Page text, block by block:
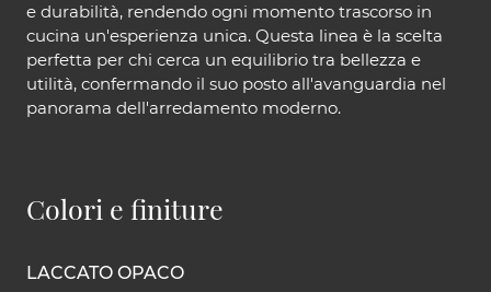
e durabilità, rendendo ogni momento trascorso in
cucina un'esperienza unica. Questa linea è la scelta
perfetta per chi cerca un equilibrio tra bellezza e
utilità, confermando il suo posto all'avanguardia nel
panorama dell'arredamento moderno.
Colori e finiture
LACCATO OPACO